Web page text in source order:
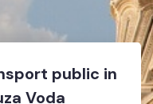
INVESTIȚIE
Bazinul de inot